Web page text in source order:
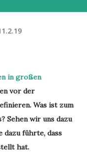
in großen
vor der
Was ist zum
Sehen wir uns dazu
dazu führte, dass
hat.